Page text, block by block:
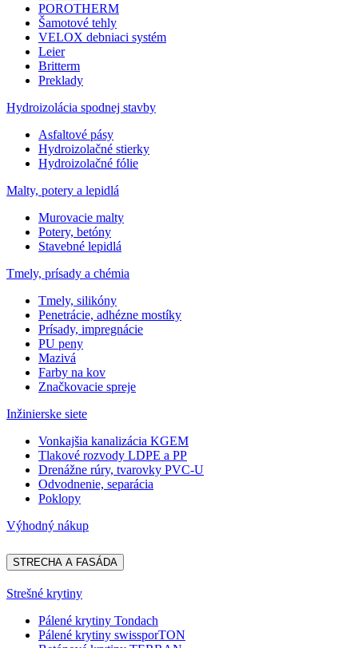
POROTHERM
Šamotové tehly
VELOX debniaci systém
Leier
Britterm
Preklady
Hydroizolácia spodnej stavby
Asfaltové pásy
Hydroizolačné stierky
Hydroizolačné fólie
Malty, potery a lepidlá
Murovacie malty
Potery, betóny
Stavebné lepidlá
Tmely, prísady a chémia
Tmely, silikóny
Penetrácie, adhézne mostíky
Prísady, impregnácie
PU peny
Mazivá
Farby na kov
Značkovacie spreje
Inžinierske siete
Vonkajšia kanalizácia KGEM
Tlakové rozvody LDPE a PP
Drenážne rúry, tvarovky PVC-U
Odvodnenie, separácia
Poklopy
Výhodný nákup
STRECHA A FASÁDA
Strešné krytiny
Pálené krytiny Tondach
Pálené krytiny swissporTON